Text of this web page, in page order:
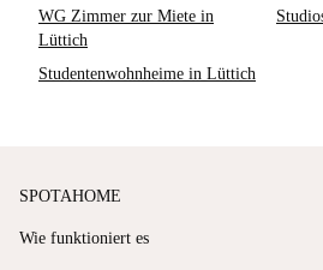
WG Zimmer zur Miete in
Lüttich
Studentenwohnheime in Lüttich
SPOTAHOME
Wie funktioniert es